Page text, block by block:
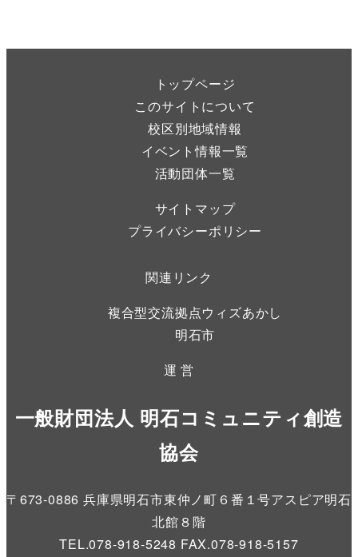
トップページ
このサイトについて
校区別地域情報
イベント情報一覧
活動団体一覧
サイトマップ
プライバシーポリシー
関連リンク
複合型交流拠点ウィズあかし
明石市
運 営
一般財団法人 明石コミュニティ創造
協会
〒673-0886 兵庫県明石市東仲ノ町６番１号アスピア明石
北館８階
TEL.078-918-5248 FAX.078-918-5157